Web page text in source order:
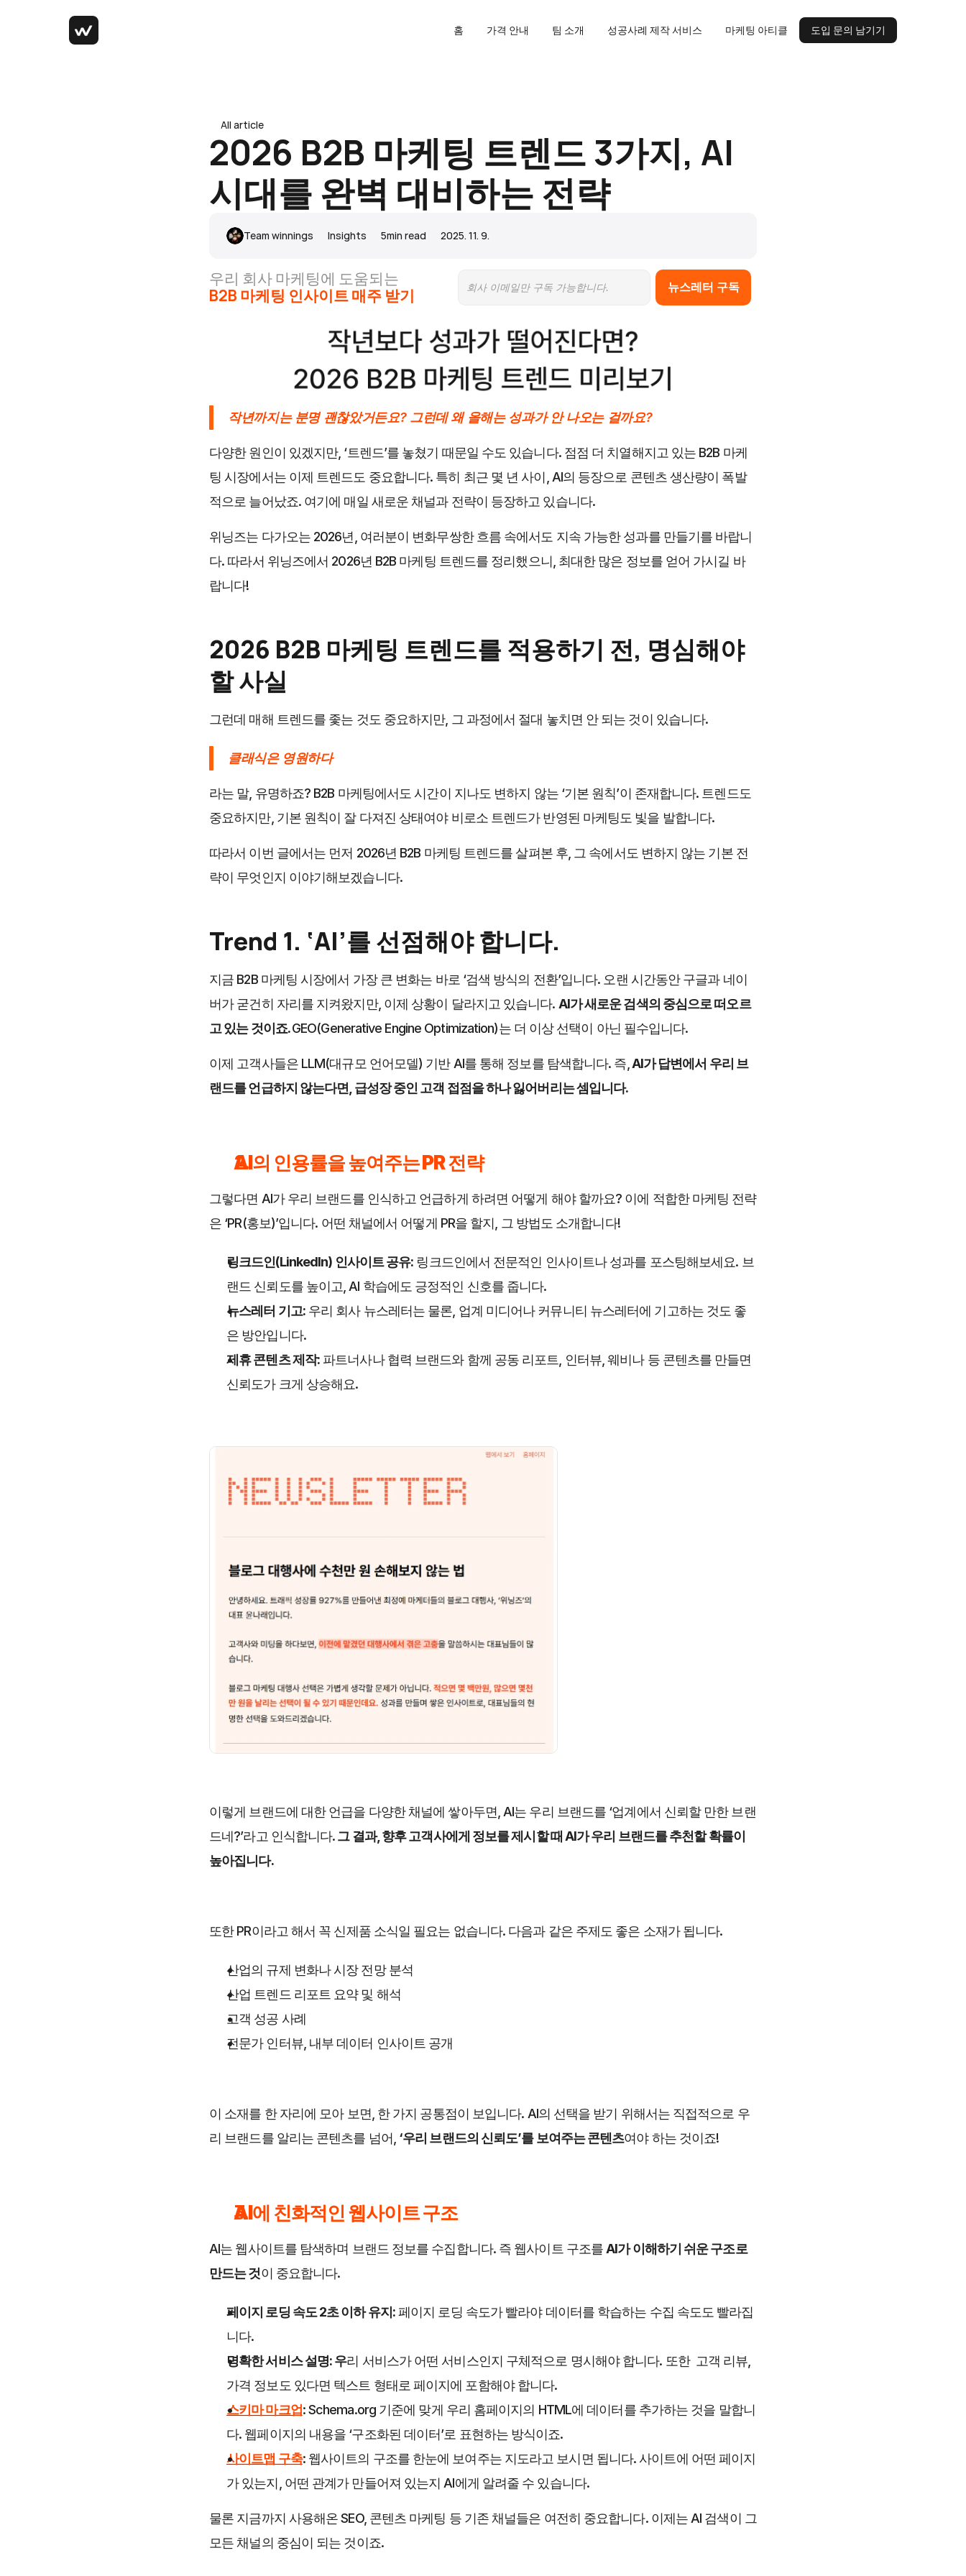
홈 성공사례 제작 서비스
팀 소개
가격 안내 마케팅 아티클
도입 문의 남기기
도입 문의 남기기
All article
2026 B2B 마케팅 트렌드 3가지, AI
시대를 완벽 대비하는 전략
Team winnings Insights 5min read 2025. 11. 9.
우리 회사 마케팅에 도움되는
B2B 마케팅 인사이트 매주 받기
뉴스레터 구독
작년까지는 분명 괜찮았거든요? 그런데 왜 올해는 성과가 안 나오는 걸까요?
다양한 원인이 있겠지만, ‘트렌드’를 놓쳤기 때문일 수도 있습니다. 점점 더 치열해지고 있는 B2B 마케
팅 시장에서는 이제 트렌드도 중요합니다. 특히 최근 몇 년 사이, AI의 등장으로 콘텐츠 생산량이 폭발
적으로 늘어났죠. 여기에 매일 새로운 채널과 전략이 등장하고 있습니다.
위닝즈는 다가오는 2026년, 여러분이 변화무쌍한 흐름 속에서도 지속 가능한 성과를 만들기를 바랍니
다. 따라서 위닝즈에서 2026년 B2B 마케팅 트렌드를 정리했으니, 최대한 많은 정보를 얻어 가시길 바
랍니다!
2026 B2B 마케팅 트렌드를 적용하기 전, 명심해야
할 사실
그런데 매해 트렌드를 좇는 것도 중요하지만, 그 과정에서 절대 놓치면 안 되는 것이 있습니다.
클래식은 영원하다
라는 말, 유명하죠? B2B 마케팅에서도 시간이 지나도 변하지 않는 ‘기본 원칙’이 존재합니다. 트렌드도
중요하지만, 기본 원칙이 잘 다져진 상태여야 비로소 트렌드가 반영된 마케팅도 빛을 발합니다.
따라서 이번 글에서는 먼저 2026년 B2B 마케팅 트렌드를 살펴본 후, 그 속에서도 변하지 않는 기본 전
략이 무엇인지 이야기해보겠습니다.
Trend 1. ‘AI’를 선점해야 합니다.
지금 B2B 마케팅 시장에서 가장 큰 변화는 바로 ‘검색 방식의 전환’입니다. 오랜 시간동안 구글과 네이
버가 굳건히 자리를 지켜왔지만, 이제 상황이 달라지고 있습니다. AI가 새로운 검색의 중심으로 떠오르
고 있는 것이죠. GEO(Generative Engine Optimization)는 더 이상 선택이 아닌 필수입니다.
이제 고객사들은 LLM(대규모 언어모델) 기반 AI를 통해 정보를 탐색합니다. 즉, AI가 답변에서 우리 브
랜드를 언급하지 않는다면, 급성장 중인 고객 접점을 하나 잃어버리는 셈입니다.
AI의 인용률을 높여주는 PR 전략
그렇다면 AI가 우리 브랜드를 인식하고 언급하게 하려면 어떻게 해야 할까요? 이에 적합한 마케팅 전략
은 ‘PR(홍보)’입니다. 어떤 채널에서 어떻게 PR을 할지, 그 방법도 소개합니다!
링크드인(LinkedIn) 인사이트 공유: 링크드인에서 전문적인 인사이트나 성과를 포스팅해보세요. 브
랜드 신뢰도를 높이고, AI 학습에도 긍정적인 신호를 줍니다.
뉴스레터 기고: 우리 회사 뉴스레터는 물론, 업계 미디어나 커뮤니티 뉴스레터에 기고하는 것도 좋
은 방안입니다.
제휴 콘텐츠 제작: 파트너사나 협력 브랜드와 함께 공동 리포트, 인터뷰, 웨비나 등 콘텐츠를 만들면
신뢰도가 크게 상승해요.
이렇게 브랜드에 대한 언급을 다양한 채널에 쌓아두면, AI는 우리 브랜드를 ‘업계에서 신뢰할 만한 브랜
드네?’라고 인식합니다. 그 결과, 향후 고객사에게 정보를 제시할 때 AI가 우리 브랜드를 추천할 확률이
높아집니다.
또한 PR이라고 해서 꼭 신제품 소식일 필요는 없습니다. 다음과 같은 주제도 좋은 소재가 됩니다.
산업의 규제 변화나 시장 전망 분석
산업 트렌드 리포트 요약 및 해석
고객 성공 사례
전문가 인터뷰, 내부 데이터 인사이트 공개
이 소재를 한 자리에 모아 보면, 한 가지 공통점이 보입니다. AI의 선택을 받기 위해서는 직접적으로 우
리 브랜드를 알리는 콘텐츠를 넘어, ‘우리 브랜드의 신뢰도’를 보여주는 콘텐츠여야 하는 것이죠!
AI에 친화적인 웹사이트 구조
AI는 웹사이트를 탐색하며 브랜드 정보를 수집합니다. 즉 웹사이트 구조를 AI가 이해하기 쉬운 구조로
만드는 것이 중요합니다.
페이지 로딩 속도 2초 이하 유지: 페이지 로딩 속도가 빨라야 데이터를 학습하는 수집 속도도 빨라집
니다.
명확한 서비스 설명: 우리 서비스가 어떤 서비스인지 구체적으로 명시해야 합니다. 또한  고객 리뷰,
가격 정보도 있다면 텍스트 형태로 페이지에 포함해야 합니다.
스키마 마크업: Schema.org 기준에 맞게 우리 홈페이지의 HTML에 데이터를 추가하는 것을 말합니
다. 웹페이지의 내용을 ‘구조화된 데이터’로 표현하는 방식이죠.
사이트맵 구축: 웹사이트의 구조를 한눈에 보여주는 지도라고 보시면 됩니다. 사이트에 어떤 페이지
가 있는지, 어떤 관계가 만들어져 있는지 AI에게 알려줄 수 있습니다.
물론 지금까지 사용해온 SEO, 콘텐츠 마케팅 등 기존 채널들은 여전히 중요합니다. 이제는 AI 검색이 그
모든 채널의 중심이 되는 것이죠.